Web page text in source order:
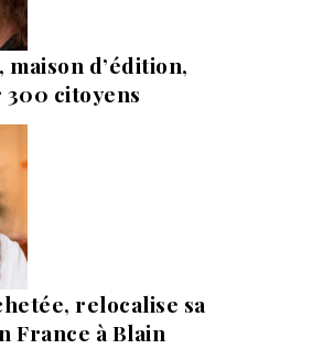
maison d’édition,
citoyens
relocalise sa
France à Blain